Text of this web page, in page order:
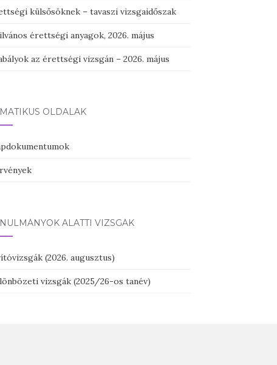
külsősöknek – tavaszi vizsgaidőszak
érettségi anyagok, 2026. május
az érettségi vizsgán – 2026. május
OLDALAK
ALATTI VIZSGÁK
(2026. augusztus)
vizsgák (2025/26-os tanév)